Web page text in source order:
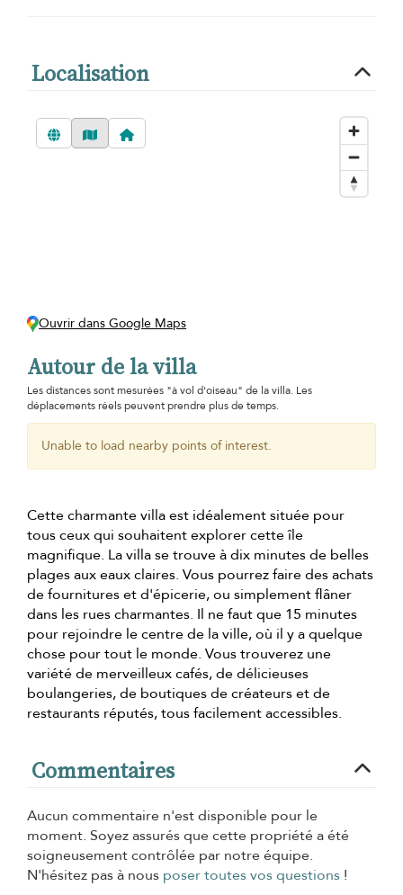
Localisation
Ouvrir dans Google Maps
Autour de la villa
Les distances sont mesurées "à vol d'oiseau" de la villa. Les
déplacements réels peuvent prendre plus de temps.
Unable to load nearby points of interest.
Cette charmante villa est idéalement située pour
tous ceux qui souhaitent explorer cette île
magnifique. La villa se trouve à dix minutes de belles
plages aux eaux claires. Vous pourrez faire des achats
de fournitures et d'épicerie, ou simplement flâner
dans les rues charmantes. Il ne faut que 15 minutes
pour rejoindre le centre de la ville, où il y a quelque
chose pour tout le monde. Vous trouverez une
variété de merveilleux cafés, de délicieuses
boulangeries, de boutiques de créateurs et de
restaurants réputés, tous facilement accessibles.
Commentaires
Aucun commentaire n'est disponible pour le
moment. Soyez assurés que cette propriété a été
soigneusement contrôlée par notre équipe.
N'hésitez pas à nous poser toutes vos questions !